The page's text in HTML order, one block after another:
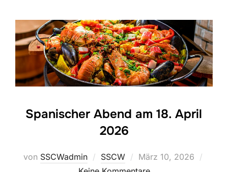
Spanischer Abend am 18. April
2026
von SSCWadmin SSCW
Veröffentlicht
März 10, 2026